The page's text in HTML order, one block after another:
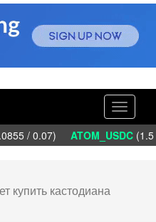
Toggle
/ 0.07) ATOM_USDC(1.5
купить кастодиана